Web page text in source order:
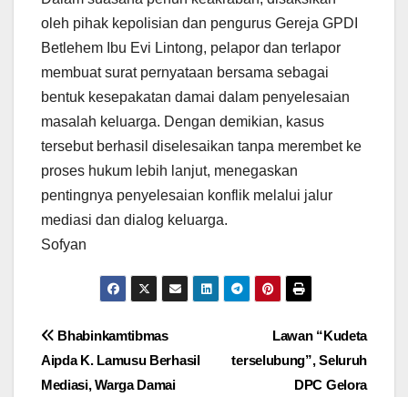
oleh pihak kepolisian dan pengurus Gereja GPDI
Betlehem Ibu Evi Lintong, pelapor dan terlapor
membuat surat pernyataan bersama sebagai
bentuk kesepakatan damai dalam penyelesaian
masalah keluarga. Dengan demikian, kasus
tersebut berhasil diselesaikan tanpa merembet ke
proses hukum lebih lanjut, menegaskan
pentingnya penyelesaian konflik melalui jalur
mediasi dan dialog keluarga.
Sofyan
Navigasi
pos
Lawan “Kudeta
terselubung”, Seluruh
DPC Gelora
Bhabinkamtibmas
Aipda K. Lamusu Berhasil
Mediasi, Warga Damai